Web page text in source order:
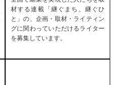
材する連載「継ぐまち、継ぐひ
と」の、企画・取材・ライティン
グに関わっていただけるライター
を募集しています。